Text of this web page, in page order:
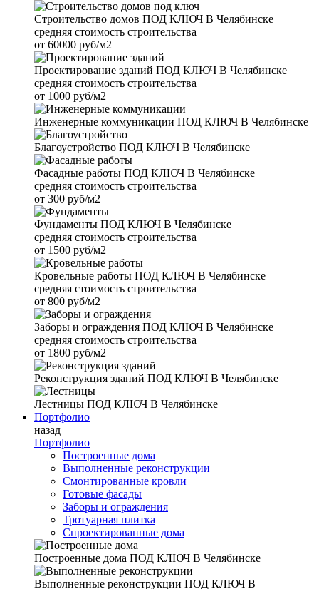
Строительство домов ПОД КЛЮЧ В Челябинске
средняя стоимость строительства
от 60000 руб/м2
Проектирование зданий ПОД КЛЮЧ В Челябинске
средняя стоимость строительства
от 1000 руб/м2
Инженерные коммуникации ПОД КЛЮЧ В Челябинске
Благоустройство ПОД КЛЮЧ В Челябинске
Фасадные работы ПОД КЛЮЧ В Челябинске
средняя стоимость строительства
от 300 руб/м2
Фундаменты ПОД КЛЮЧ В Челябинске
средняя стоимость строительства
от 1500 руб/м2
Кровельные работы ПОД КЛЮЧ В Челябинске
средняя стоимость строительства
от 800 руб/м2
Заборы и ограждения ПОД КЛЮЧ В Челябинске
средняя стоимость строительства
от 1800 руб/м2
Реконструкция зданий ПОД КЛЮЧ В Челябинске
Лестницы ПОД КЛЮЧ В Челябинске
Портфолио
назад
Портфолио
Построенные дома
Выполненные реконструкции
Смонтированные кровли
Готовые фасады
Заборы и ограждения
Тротуарная плитка
Спроектированные дома
Построенные дома ПОД КЛЮЧ В Челябинске
Выполненные реконструкции ПОД КЛЮЧ В